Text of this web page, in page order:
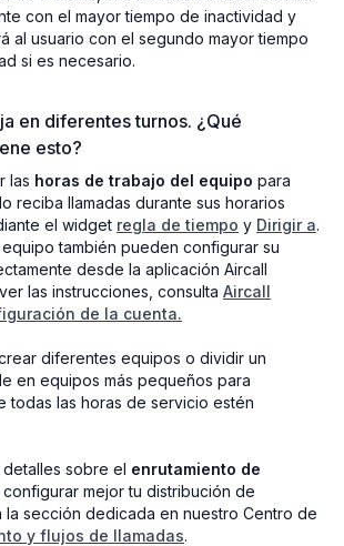
con el mayor tiempo de inactividad y
al usuario con el segundo mayor tiempo
si es necesario.
en diferentes turnos. ¿Qué
esto?
las horas de trabajo del equipo para
reciba llamadas durante sus horarios
el widget regla de tiempo y Dirigir a.
también pueden configurar su
desde la aplicación Aircall
las instrucciones, consulta Aircall
de la cuenta.
diferentes equipos o dividir un
en equipos más pequeños para
todas las horas de servicio estén
sobre el enrutamiento de
mejor tu distribución de
la sección dedicada en nuestro Centro de
y flujos de llamadas.